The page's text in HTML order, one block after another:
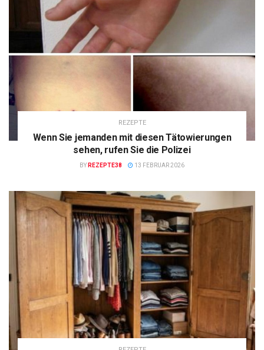
REZEPTE
Wenn Sie jemanden mit diesen Tätowierungen
sehen, rufen Sie die Polizei
BY REZEPTE38 13 FEBRUAR 2026